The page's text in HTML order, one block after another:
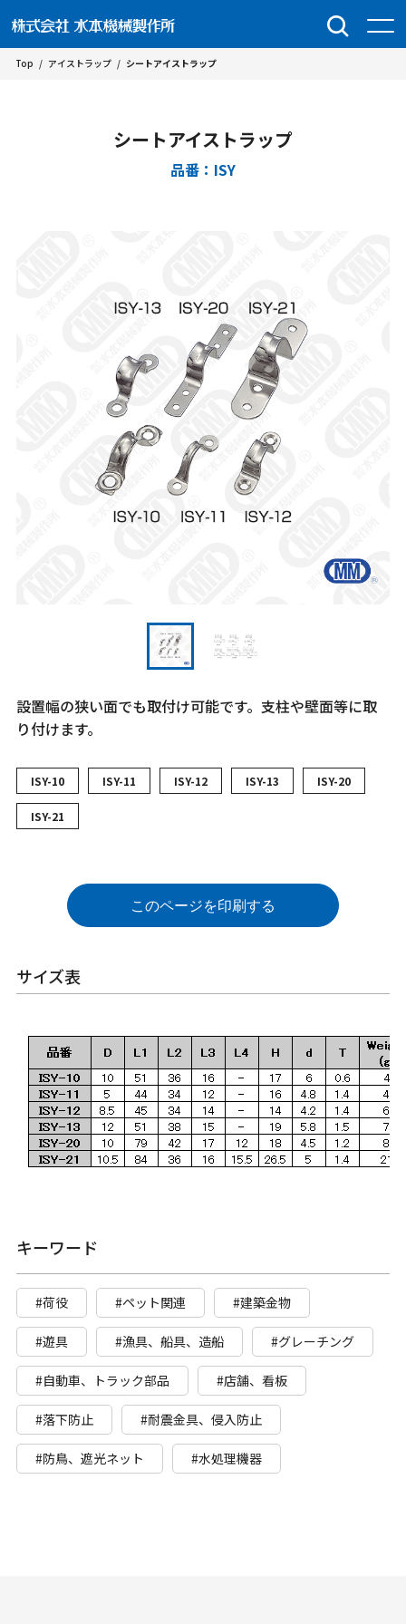
Top / アイストラップ / シートアイストラップ
シートアイストラップ
品番：ISY
設置幅の狭い面でも取付け可能です。支柱や壁面等に取
り付けます。
ISY-10 ISY-11 ISY-12 ISY-13 ISY-20
ISY-21
このページを印刷する
サイズ表
キーワード
#荷役 #ペット関連 #建築金物
#遊具 #漁具、船具、造船 #グレーチング
#自動車、トラック部品 #店舗、看板
#落下防止 #耐震金具、侵入防止
#防鳥、遮光ネット #水処理機器